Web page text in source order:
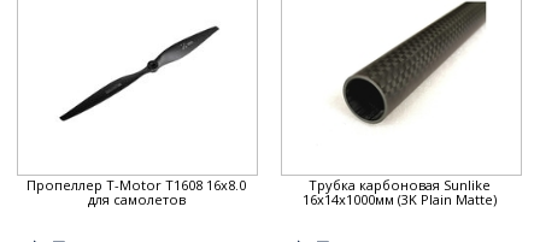
Пропеллер T-Motor T1608 16x8.0
для самолетов
Трубка карбоновая Sunlike
16x14x1000мм (3K Plain Matte)